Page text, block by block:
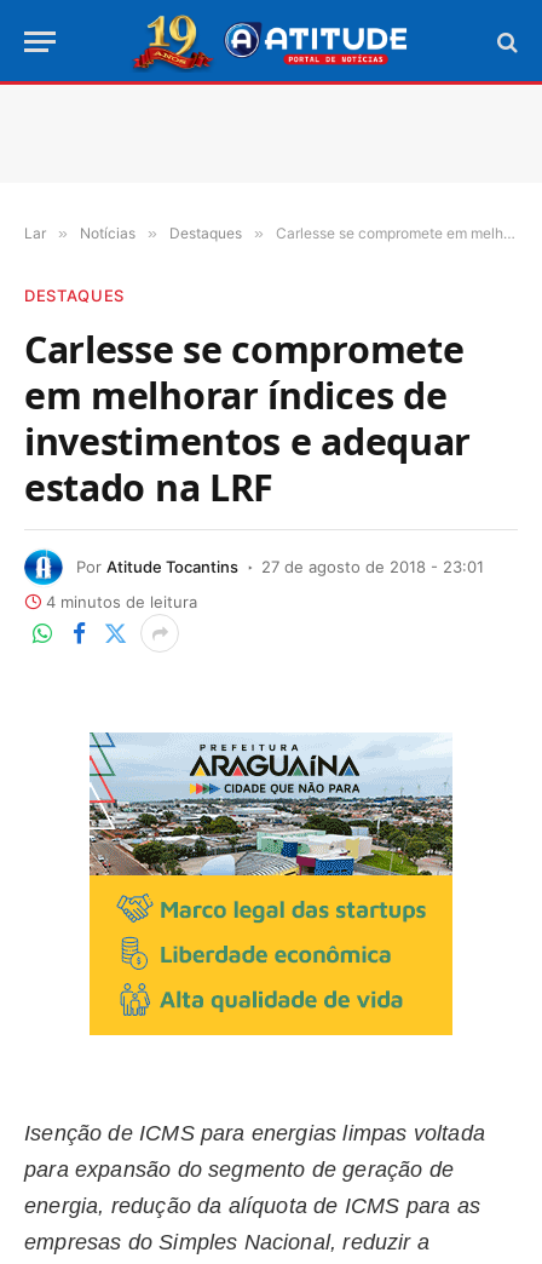
Lar » Notícias » Destaques » Carlesse se compromete em melhorar índices de investimentos e adequar estado na LRF
DESTAQUES
Carlesse se compromete
em melhorar índices de
investimentos e adequar
estado na LRF
Por Atitude Tocantins
27 de agosto de 2018 - 23:01
4 minutos de leitura
Isenção de ICMS para energias limpas voltada
para expansão do segmento de geração de
energia, redução da alíquota de ICMS para as
empresas do Simples Nacional, reduzir a